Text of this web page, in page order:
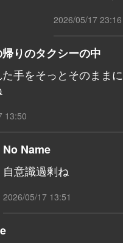
2026/05/17 23:16
りのタクシーの中
手をそっとそのまま
13:50
No Name
自意識過剰ね
2026/05/17 13:51